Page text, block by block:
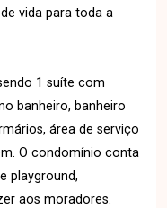
vida para toda a
1 suíte com
banheiro, banheiro
área de serviço
O condomínio conta
playground,
aos moradores.